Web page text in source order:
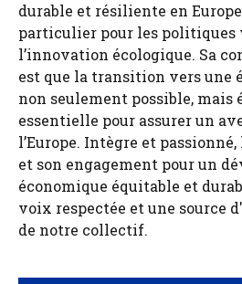
durable et résiliente en
particulier pour les politiques
l’innovation écologique. Sa
est que la transition vers une
non seulement possible, mais
essentielle pour assurer un
l’Europe. Intègre et
et son engagement pour un
économique équitable et
voix respectée et une source
de notre collectif.